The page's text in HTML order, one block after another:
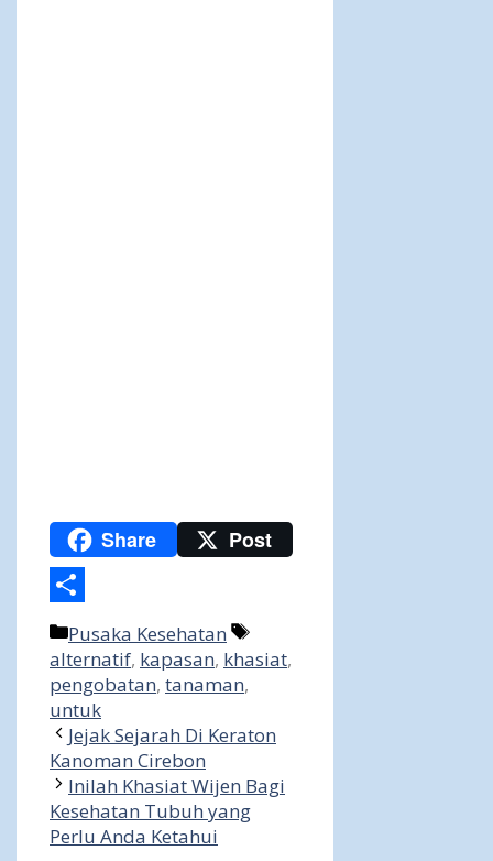
Share Post
Share
Categories
Pusaka Kesehatan
Tags
alternatif, kapasan, khasiat,
pengobatan, tanaman,
untuk
Jejak Sejarah Di Keraton
Kanoman Cirebon
Inilah Khasiat Wijen Bagi
Kesehatan Tubuh yang
Perlu Anda Ketahui